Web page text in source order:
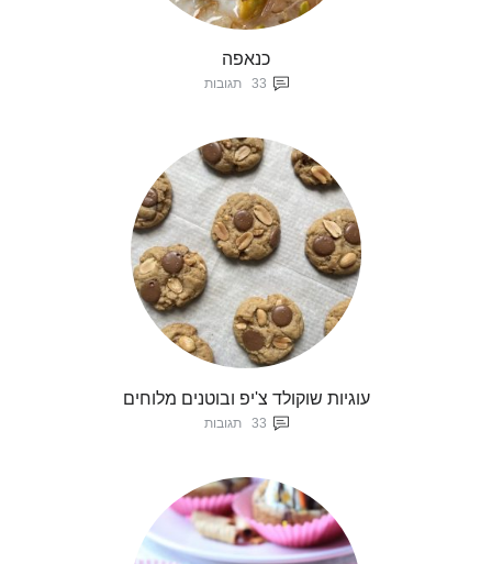
כנאפה
33 תגובות
עוגיות שוקולד צ'יפ ובוטנים מלוחים
33 תגובות